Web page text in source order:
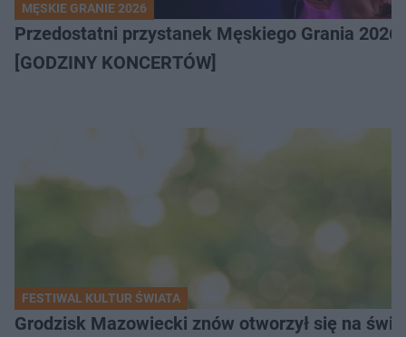
MĘSKIE GRANIE 2026
Przedostatni przystanek Męskiego Grania 2026
[GODZINY KONCERTÓW]
FESTIWAL KULTUR ŚWIATA
Grodzisk Mazowiecki znów otworzył się na